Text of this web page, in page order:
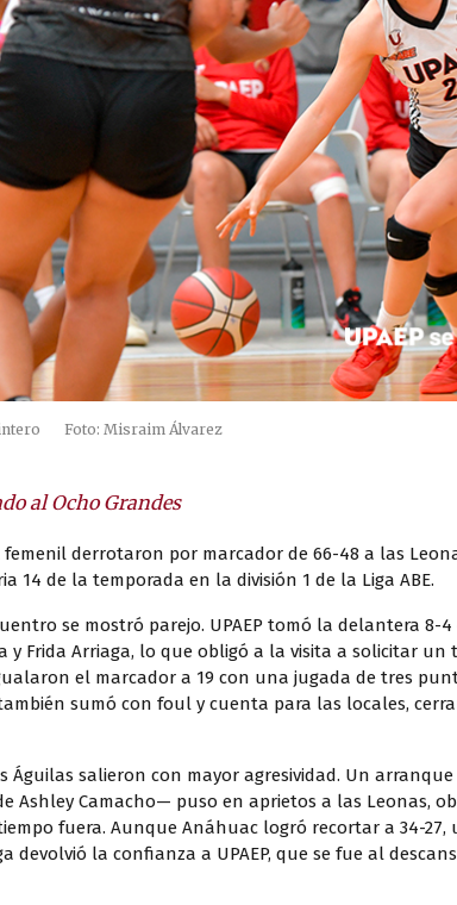
Foto: Misraim Álvarez
al Ocho Grandes
derrotaron por marcador de 66-48 a las
14 de la temporada en la división 1 de la Liga ABE.
se mostró parejo. UPAEP tomó la delantera 8-
y Frida Arriaga, lo que obligó a la visita a solicitar un
el marcador a 19 con una jugada de tres
sumó con foul y cuenta para las locales,
Águilas salieron con mayor agresividad. Un
Ashley Camacho— puso en aprietos a las Leonas,
fuera. Aunque Anáhuac logró recortar a 34-27,
devolvió la confianza a UPAEP, que se fue al